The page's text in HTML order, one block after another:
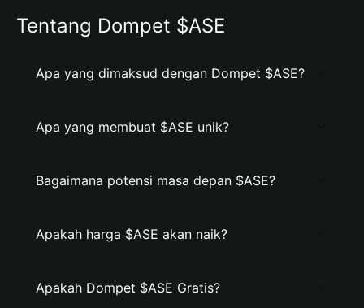
Tentang Dompet $ASE
Apa yang dimaksud dengan Dompet $ASE?
Apa yang membuat $ASE unik?
Bagaimana potensi masa depan $ASE?
Apakah harga $ASE akan naik?
Apakah Dompet $ASE Gratis?